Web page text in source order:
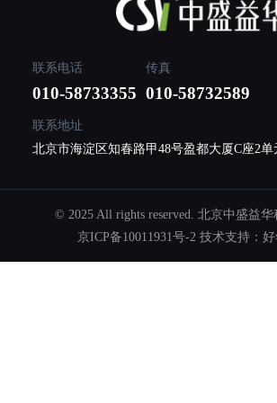
联系电话
010-58733355
传真
010-58732589
联系地址
北京市海淀区知春路甲48号盈都大厦C座2单
© 2025 All rights reserved. 北京中盛益华
京ICP备10011931号-2 技术支持：